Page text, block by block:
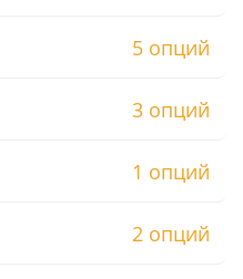
5 опций
3 опций
1 опций
2 опций